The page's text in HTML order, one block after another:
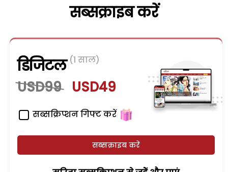
सब्सक्राइब करें
डिजिटल (1 साल)
USD99 USD49
सब्सक्रिप्शन गिफ्ट करें
सब्सक्राइब करें